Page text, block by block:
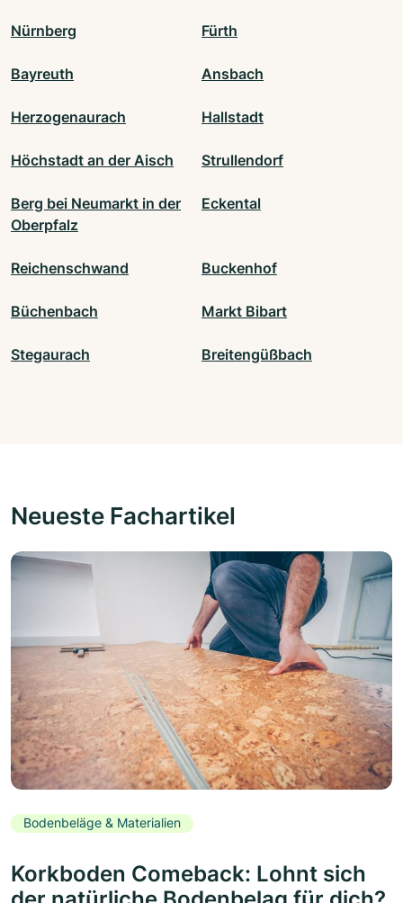
Nürnberg Fürth
Bayreuth Ansbach
Herzogenaurach Hallstadt
Höchstadt an der Aisch Strullendorf
Berg bei Neumarkt in der
Oberpfalz
Eckental
Reichenschwand Buckenhof
Büchenbach Markt Bibart
Stegaurach Breitengüßbach
Neueste Fachartikel
Bodenbeläge & Materialien
Korkboden Comeback: Lohnt sich